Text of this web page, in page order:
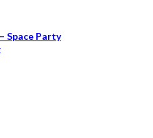
Space Party